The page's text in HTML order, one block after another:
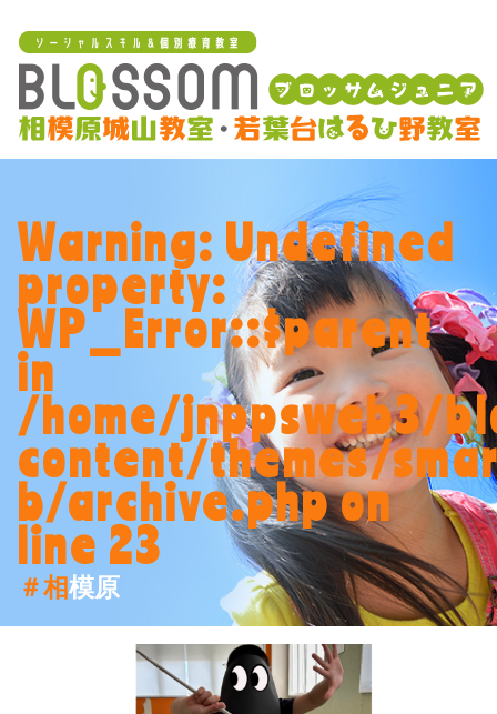
Warning: Undefined
property:
WP_Error::$parent
in
/home/jnppsweb3/
content/themes/
b/archive.phpon
line 23
＃相模原